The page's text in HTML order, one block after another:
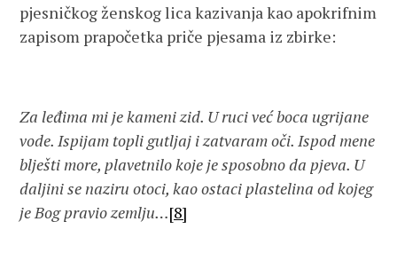
pjesničkog ženskog lica kazivanja kao apokrifnim
zapisom prapočetka priče pjesama iz zbirke:
Za leđima mi je kameni zid. U ruci već boca ugrijane
vode. Ispijam topli gutljaj i zatvaram oči. Ispod mene
blješti more, plavetnilo koje je sposobno da pjeva. U
daljini se naziru otoci, kao ostaci plastelina od kojeg
jeBog pravio zemlju…[8]